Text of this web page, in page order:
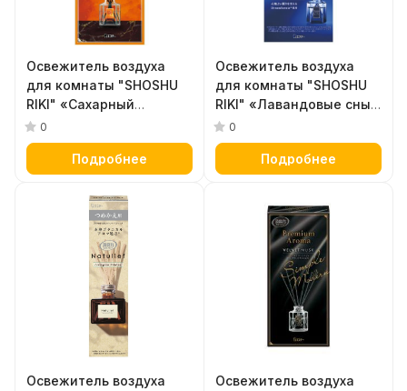
Освежитель воздуха
для комнаты "SHOSHU
RIKI" «Сахарный
янтарь» (стеклянный
флакон + наполнитель +
палочки) 50 мл
0
Подробнее
Освежитель воздуха
для комнаты "SHOSHU
RIKI" «Лавандовые сны»
(стеклянный флакон +
наполнитель + палочки)
0
Подробнее
Освежитель воздуха
Освежитель воздуха